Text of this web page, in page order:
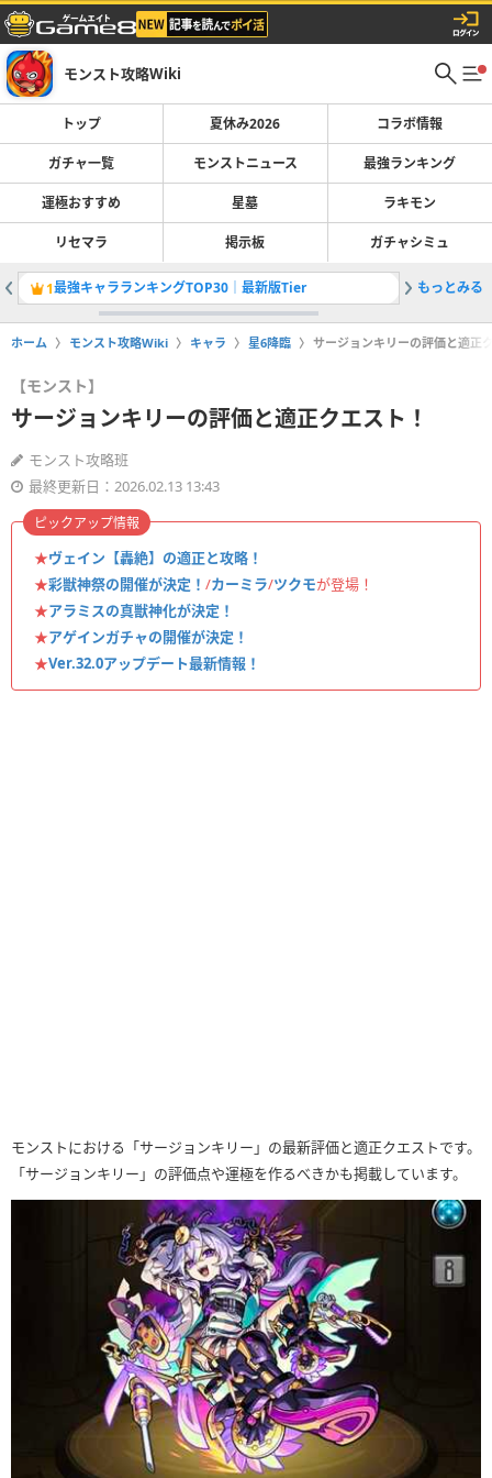
モンスト攻略Wiki
トップ 夏休み2026 コラボ情報
ガチャ一覧 モンストニュース 最強ランキング
運極おすすめ 星墓 ラキモン
リセマラ 掲示板 ガチャシミュ
1最強キャラランキングTOP30｜最新版Tier 2ヴェイ
もっとみる
ホーム モンスト攻略Wiki キャラ 星6降臨 サージョンキリーの評価と適正
【モンスト】
サージョンキリーの評価と適正クエスト！
モンスト攻略班
最終更新日：2026.02.13 13:43
★ヴェイン【轟絶】の適正と攻略！
★彩獣神祭の開催が決定！ /カーミラ/ツクモが登場！
★アラミスの真獣神化が決定！
★アゲインガチャの開催が決定！
★Ver.32.0アップデート最新情報！
ピックアップ情報
モンストにおける「サージョンキリー」の最新評価と適正クエストです。
「サージョンキリー」の評価点や運極を作るべきかも掲載しています。